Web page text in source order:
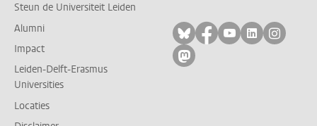
Steun de Universiteit Leiden
Alumni
Impact
Leiden-Delft-Erasmus
Universities
Locaties
Volg ons op bluesky
Volg ons op
Volg ons op
Volg ons
Volg
Volg ons op mastodon